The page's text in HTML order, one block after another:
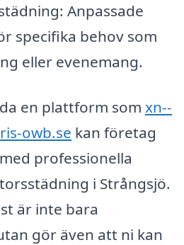
Anpassade
specifika behov som
eller evenemang.
en plattform som xn--
owb.se kan företag
professionella
i Strångsjö.
är inte bara
gör även att ni kan